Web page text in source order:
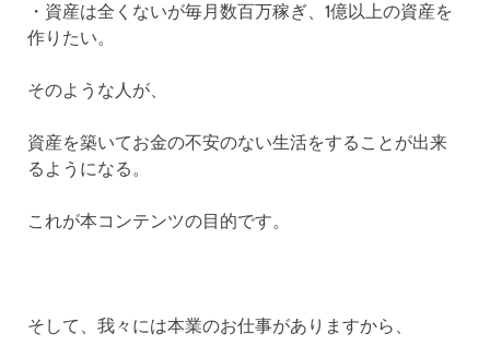
・資産は全くないが毎月数百万稼ぎ、1億以上の資産を
作りたい。
そのような人が、
資産を築いてお金の不安のない生活をすることが出来
るようになる。
これが本コンテンツの目的です。
そして、我々には本業のお仕事がありますから、